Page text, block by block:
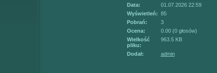
Data:
01.07.2026 22:59
Wyświetleń: 85
Pobrań:
3
Ocena:
0.00 (0 głosów)
Wielkość
pliku:
963.5 KB
Dodał: admin